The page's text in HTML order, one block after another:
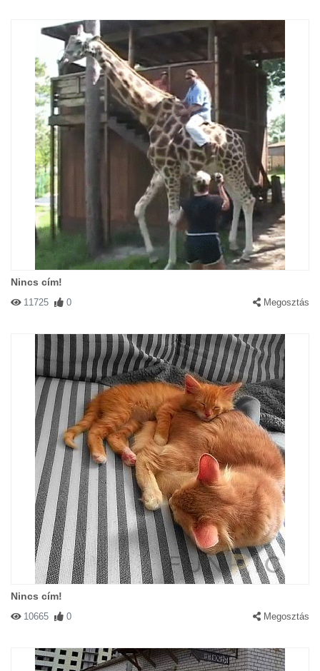
Nincs cím!
11725 0 Megosztás
Nincs cím!
10665 0 Megosztás